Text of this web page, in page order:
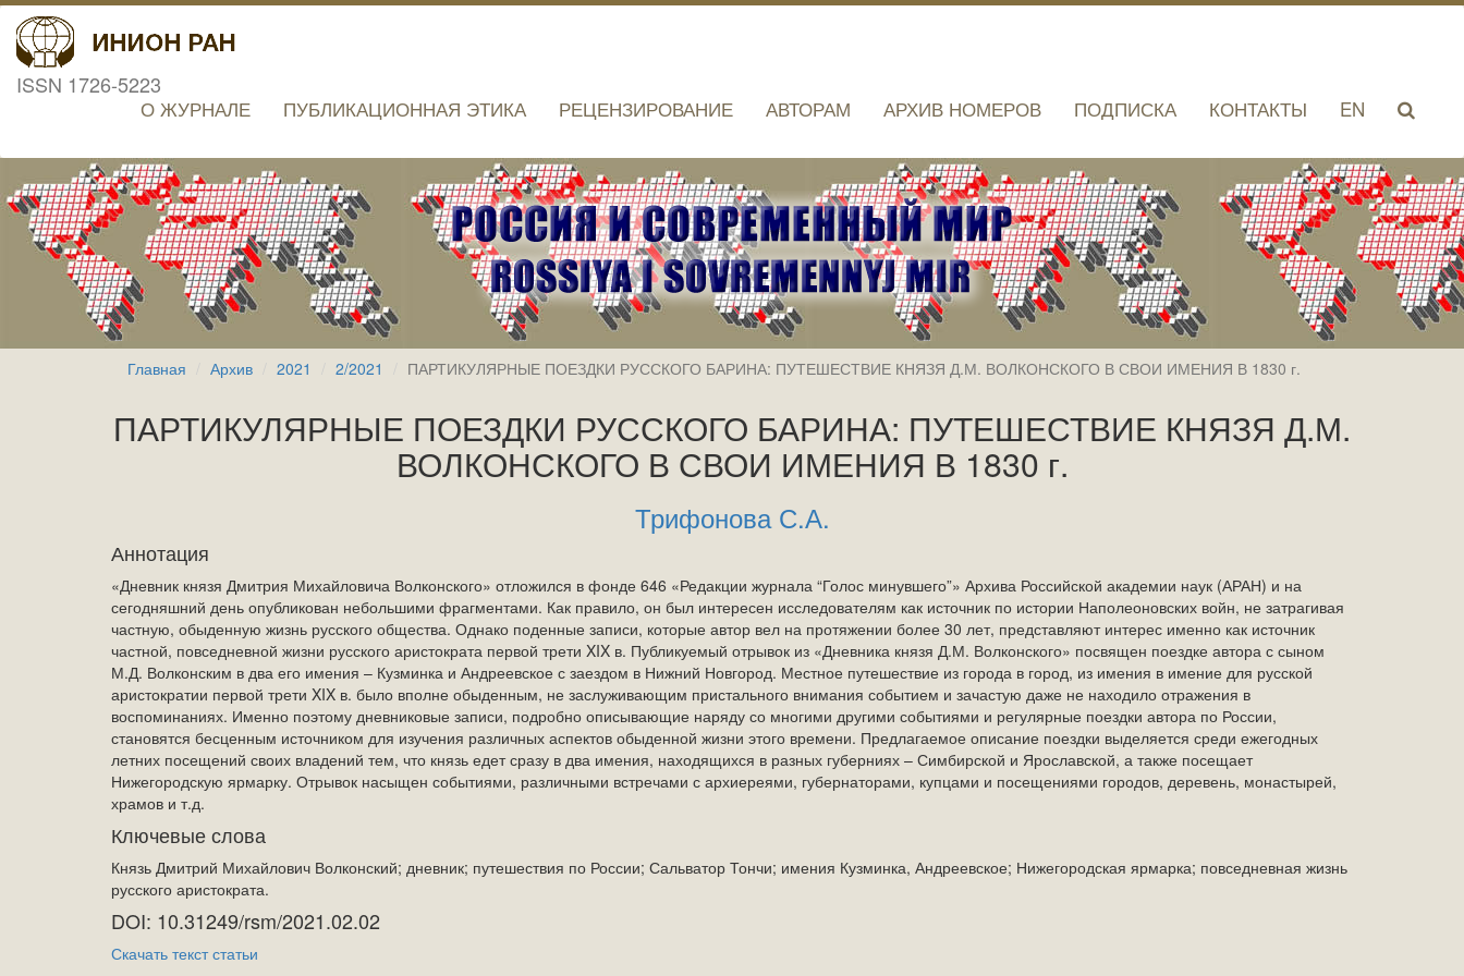
ISSN 1726-5223
О ЖУРНАЛЕ ПУБЛИКАЦИОННАЯ ЭТИКА РЕЦЕНЗИРОВАНИЕ АВТОРАМ АРХИВ НОМЕРОВ ПОДПИСКА КОНТАКТЫ EN
Главная Архив 2021 2/2021 ПАРТИКУЛЯРНЫЕ ПОЕЗДКИ РУССКОГО БАРИНА: ПУТЕШЕСТВИЕ КНЯЗЯ Д.М. ВОЛКОНСКОГО В СВОИ ИМЕНИЯ В 1830 г.
ПАРТИКУЛЯРНЫЕ ПОЕЗДКИ РУССКОГО БАРИНА: ПУТЕШЕСТВИЕ КНЯЗЯ Д.М.
ВОЛКОНСКОГО В СВОИ ИМЕНИЯ В 1830 г.
Трифонова С.А.
Аннотация
«Дневник князя Дмитрия Михайловича Волконского» отложился в фонде 646 «Редакции журнала “Голос минувшего”» Архива Российской академии наук (АРАН) и на
сегодняшний день опубликован небольшими фрагментами. Как правило, он был интересен исследователям как источник по истории Наполеоновских войн, не затрагивая
частную, обыденную жизнь русского общества. Однако поденные записи, которые автор вел на протяжении более 30 лет, представляют интерес именно как источник
частной, повседневной жизни русского аристократа первой трети XIX в. Публикуемый отрывок из «Дневника князя Д.М. Волконского» посвящен поездке автора с сыном
М.Д. Волконским в два его имения – Кузминка и Андреевское с заездом в Нижний Новгород. Местное путешествие из города в город, из имения в имение для русской
аристократии первой трети XIX в. было вполне обыденным, не заслуживающим пристального внимания событием и зачастую даже не находило отражения в
воспоминаниях. Именно поэтому дневниковые записи, подробно описывающие наряду со многими другими событиями и регулярные поездки автора по России,
становятся бесценным источником для изучения различных аспектов обыденной жизни этого времени. Предлагаемое описание поездки выделяется среди ежегодных
летних посещений своих владений тем, что князь едет сразу в два имения, находящихся в разных губерниях – Симбирской и Ярославской, а также посещает
Нижегородскую ярмарку. Отрывок насыщен событиями, различными встречами с архиереями, губернаторами, купцами и посещениями городов, деревень, монастырей,
храмов и т.д.
Ключевые слова
Князь Дмитрий Михайлович Волконский; дневник; путешествия по России; Сальватор Тончи; имения Кузминка, Андреевское; Нижегородская ярмарка; повседневная жизнь
русского аристократа.
DOI: 10.31249/rsm/2021.02.02
Скачать текст статьи